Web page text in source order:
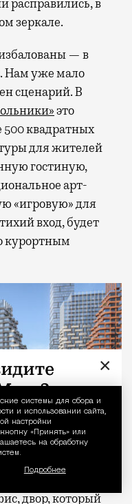
системы для сбора и
и использовании сайта,
настройки
«Принять» или
на обработку
Подробнее
расправились, в
зеркале.
— в
Нам уже мало
сценарий. В
это
квадратных
для жителей
гостиную,
арт-
«игровую» для
вход, будет
курортным
двор, который
×